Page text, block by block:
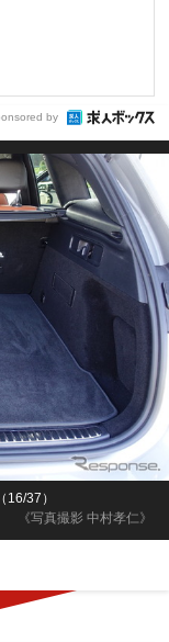
by
《写真撮影 中村孝仁》
37）